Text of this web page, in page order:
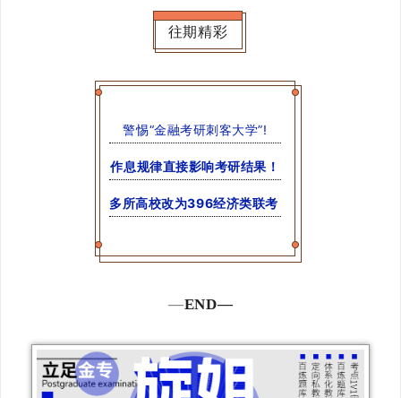
往期精彩
警惕“金融考研刺客大学”!
作息规律直接影响考研结果！
多所高校改为396经济类联考
—END—